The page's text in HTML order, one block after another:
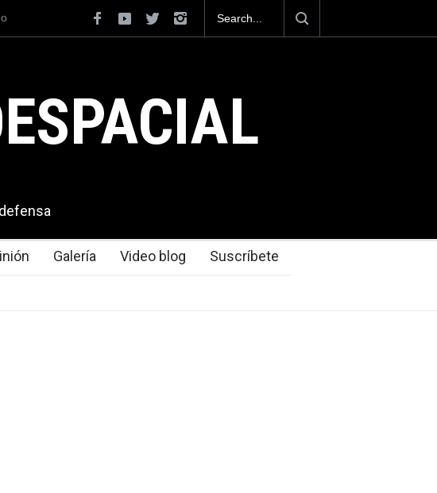
México se posiciona como el cuarto exportador aeroespacial
del mundo, al superar los 13,600 millones de dólares en
exportaciones en el 2025.
Galería Video blog Suscríbete